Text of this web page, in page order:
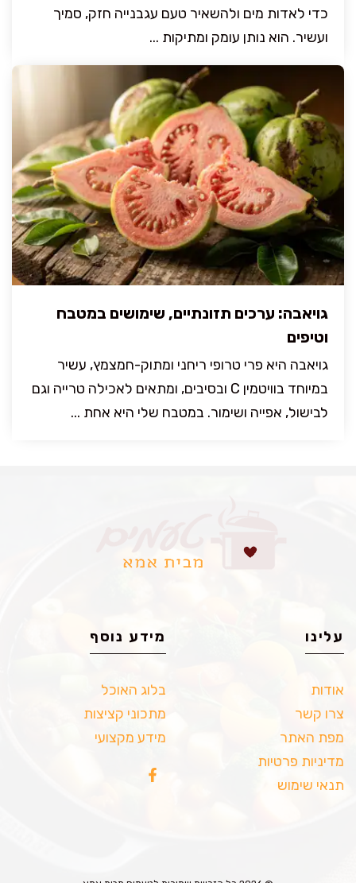
כדי לאדות מים ולהשאיר טעם עגבנייה חזק, סמיך
ועשיר. הוא נותן עומק ומתיקות ...
גויאבה: ערכים תזונתיים, שימושים במטבח
וטיפים
גויאבה היא פרי טרופי ריחני ומתוק-חמצמץ, עשיר
במיוחד בוויטמין C ובסיבים, ומתאים לאכילה טרייה וגם
לבישול, אפייה ושימור. במטבח שלי היא אחת ...
עלינו
אודות
צרו קשר
מפת האתר
מדיניות פרטיות
תנאי שימוש
מידע נוסף
בלוג האוכל
מתכוני קציצות
מידע מקצועי